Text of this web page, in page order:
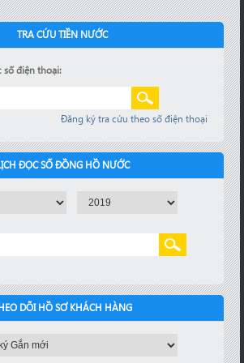
TRA CỨU TIỀN NƯỚC
số điện thoại:
Đăng ký tra cứu theo số điện thoại
ĐỌC SỐ ĐỒNG HỒ NƯỚC
DÕI HỒ SƠ KHÁCH HÀNG